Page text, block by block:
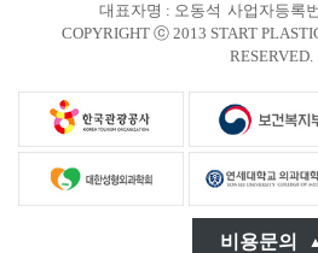
비용문의
대표자명 : 오동석 사업자등록
COPYRIGHT ⓒ 2013 START
RESERVED.